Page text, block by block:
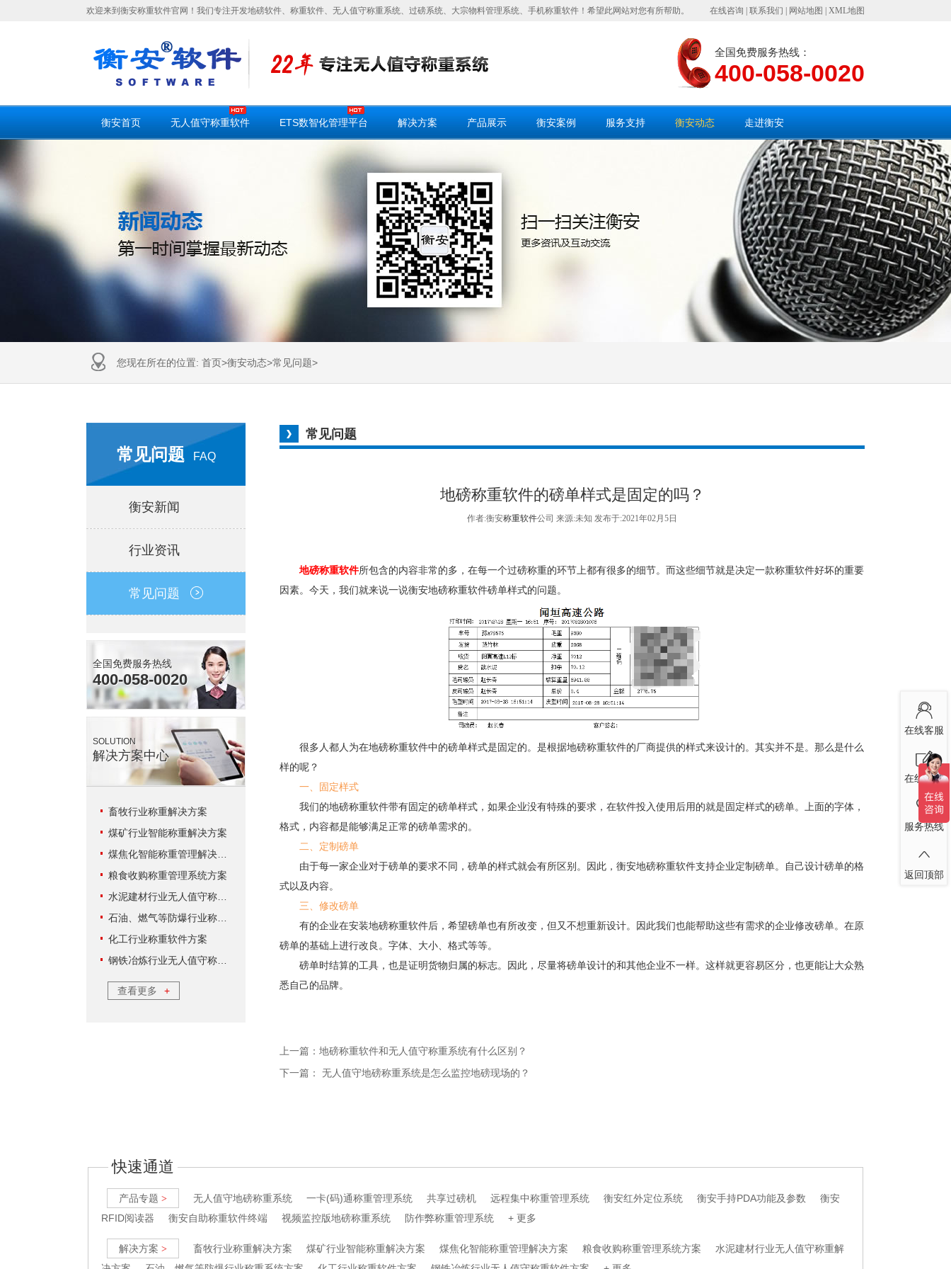
欢迎来到衡安称重软件官网！我们专注开发地磅软件、称重软件、无人值守称重系统、过磅系统、大宗物料管理系统、手机称重软件！希望此网站对您有所帮助。 在线咨询 联系我们 网站地图 XML地图
全国免费服务热线：
400-058-0020
衡安首页 无人值守称重软件 ETS数智化管理平台 解决方案 产品展示 衡安案例 服务支持 衡安动态 走进衡安
您现在所在的位置: 首页>衡安动态>常见问题>
常见问题 FAQ
衡安新闻
行业资讯
常见问题
全国免费服务热线
400-058-0020
SOLUTION
解决方案中心
畜牧行业称重解决方案
煤矿行业智能称重解决方案
煤焦化智能称重管理解决方案
粮食收购称重管理系统方案
水泥建材行业无人值守称重解决方案
石油、燃气等防爆行业称重系统方案
化工行业称重软件方案
钢铁冶炼行业无人值守称重软件方案
查看更多 +
常见问题
地磅称重软件的磅单样式是固定的吗？
作者:衡安称重软件公司 来源:未知 发布于:2021年02月5日
地磅称重软件所包含的内容非常的多，在每一个过磅称重的环节上都有很多的细节。而这些细节就是决定一款称重软件好坏的重要
因素。今天，我们就来说一说衡安地磅称重软件磅单样式的问题。
很多人都人为在地磅称重软件中的磅单样式是固定的。是根据地磅称重软件的厂商提供的样式来设计的。其实并不是。那么是什么
样的呢？
一、固定样式
我们的地磅称重软件带有固定的磅单样式，如果企业没有特殊的要求，在软件投入使用后用的就是固定样式的磅单。上面的字体，
格式，内容都是能够满足正常的磅单需求的。
二、定制磅单
由于每一家企业对于磅单的要求不同，磅单的样式就会有所区别。因此，衡安地磅称重软件支持企业定制磅单。自己设计磅单的格
式以及内容。
三、修改磅单
有的企业在安装地磅称重软件后，希望磅单也有所改变，但又不想重新设计。因此我们也能帮助这些有需求的企业修改磅单。在原
磅单的基础上进行改良。字体、大小、格式等等。
磅单时结算的工具，也是证明货物归属的标志。因此，尽量将磅单设计的和其他企业不一样。这样就更容易区分，也更能让大众熟
悉自己的品牌。
上一篇：地磅称重软件和无人值守称重系统有什么区别？
下一篇： 无人值守地磅称重系统是怎么监控地磅现场的？
快速通道
产品专题 > 无人值守地磅称重系统 一卡(码)通称重管理系统 共享过磅机 远程集中称重管理系统 衡安红外定位系统 衡安手持PDA功能及参数
衡安
RFID阅读器
衡安自助称重软件终端 视频监控版地磅称重系统 防作弊称重管理系统 + 更多
解决方案 > 畜牧行业称重解决方案 煤矿行业智能称重解决方案 煤焦化智能称重管理解决方案 粮食收购称重管理系统方案
水泥建材行业无人值守称重解
在线客服
在线留言
服务热线
返回顶部